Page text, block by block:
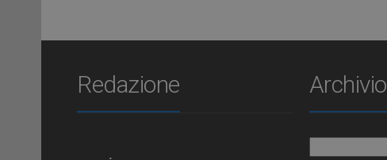
Redazione Archivio